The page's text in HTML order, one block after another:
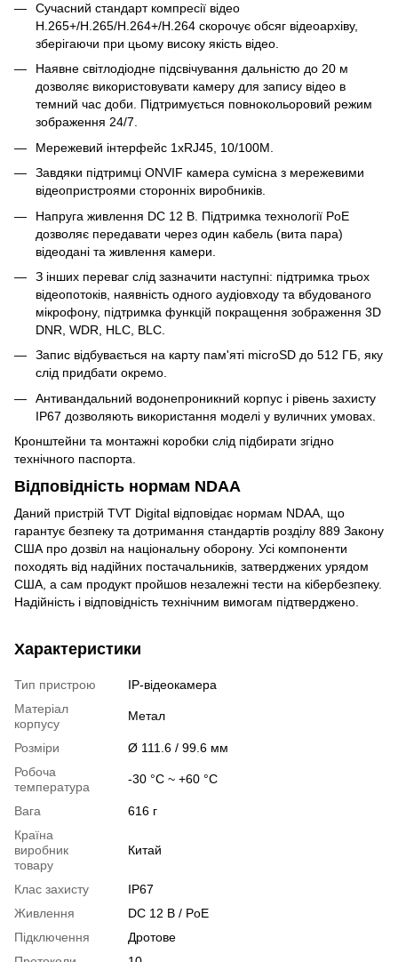
Сучасний стандарт компресії відео
H.265+/H.265/H.264+/H.264 скорочує обсяг відеоархіву,
зберігаючи при цьому високу якість відео.
Наявне світлодіодне підсвічування дальністю до 20 м
дозволяє використовувати камеру для запису відео в
темний час доби. Підтримується повнокольоровий режим
зображення 24/7.
Мережевий інтерфейс 1хRJ45, 10/100M.
Завдяки підтримці ONVIF камера сумісна з мережевими
відеопристроями сторонніх виробників.
Напруга живлення DC 12 В. Підтримка технології PoE
дозволяє передавати через один кабель (вита пара)
відеодані та живлення камери.
З інших переваг слід зазначити наступні: підтримка трьох
відеопотоків, наявність одного аудіовходу та вбудованого
мікрофону, підтримка функцій покращення зображення 3D
DNR, WDR, HLC, BLC.
Запис відбувається на карту пам'яті microSD до 512 ГБ, яку
слід придбати окремо.
Антивандальний водонепроникний корпус і рівень захисту
IP67 дозволяють використання моделі у вуличних умовах.
Кронштейни та монтажні коробки слід підбирати згідно
технічного паспорта.
Відповідність нормам NDAA
Даний пристрій TVT Digital відповідає нормам NDAA, що
гарантує безпеку та дотримання стандартів розділу 889 Закону
США про дозвіл на національну оборону. Усі компоненти
походять від надійних постачальників, затверджених урядом
США, а сам продукт пройшов незалежні тести на кібербезпеку.
Надійність і відповідність технічним вимогам підтверджено.
Характеристики
Тип пристрою
IP-відеокамера
Матеріал
корпусу
Метал
Розміри
Ø 111.6 / 99.6 мм
Робоча
температура
-30 °C ~ +60 °C
Вага
616 г
Країна
виробник
товару
Китай
Клас захисту
IP67
Живлення
DC 12 В / PoE
Підключення
Дротове